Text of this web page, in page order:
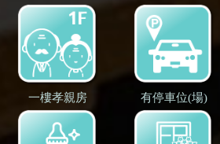
一樓孝親房 有停車位(場)